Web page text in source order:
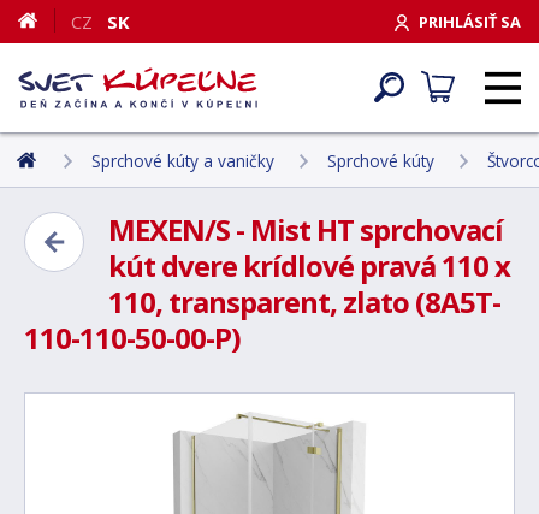
PRIHLÁSIŤ SA
CZ SK
Sprchové kúty a vaničky Sprchové kúty
MEXEN/S - Mist HT sprchovací
kút dvere krídlové pravá 110 x
110, transparent, zlato (8A5T-
110-110-50-00-P)